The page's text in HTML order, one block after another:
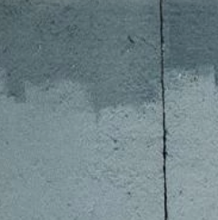
¿Te gusta lo que